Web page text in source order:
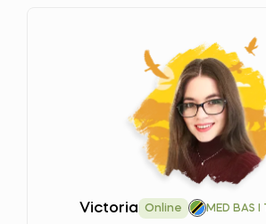
Victoria Online MED BAS I